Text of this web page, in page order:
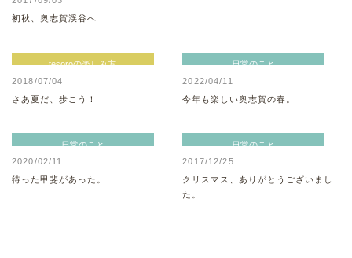
初秋、奥志賀渓谷へ
tesoroの楽しみ方
2018/07/04
さあ夏だ、歩こう！
日常のこと
2022/04/11
今年も楽しい奥志賀の春。
日常のこと
2020/02/11
待った甲斐があった。
日常のこと
2017/12/25
クリスマス、ありがとうございまし
た。